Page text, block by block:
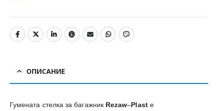
ОПИСАНИЕ
Гумената стелка за багажник Rezaw–Plastе